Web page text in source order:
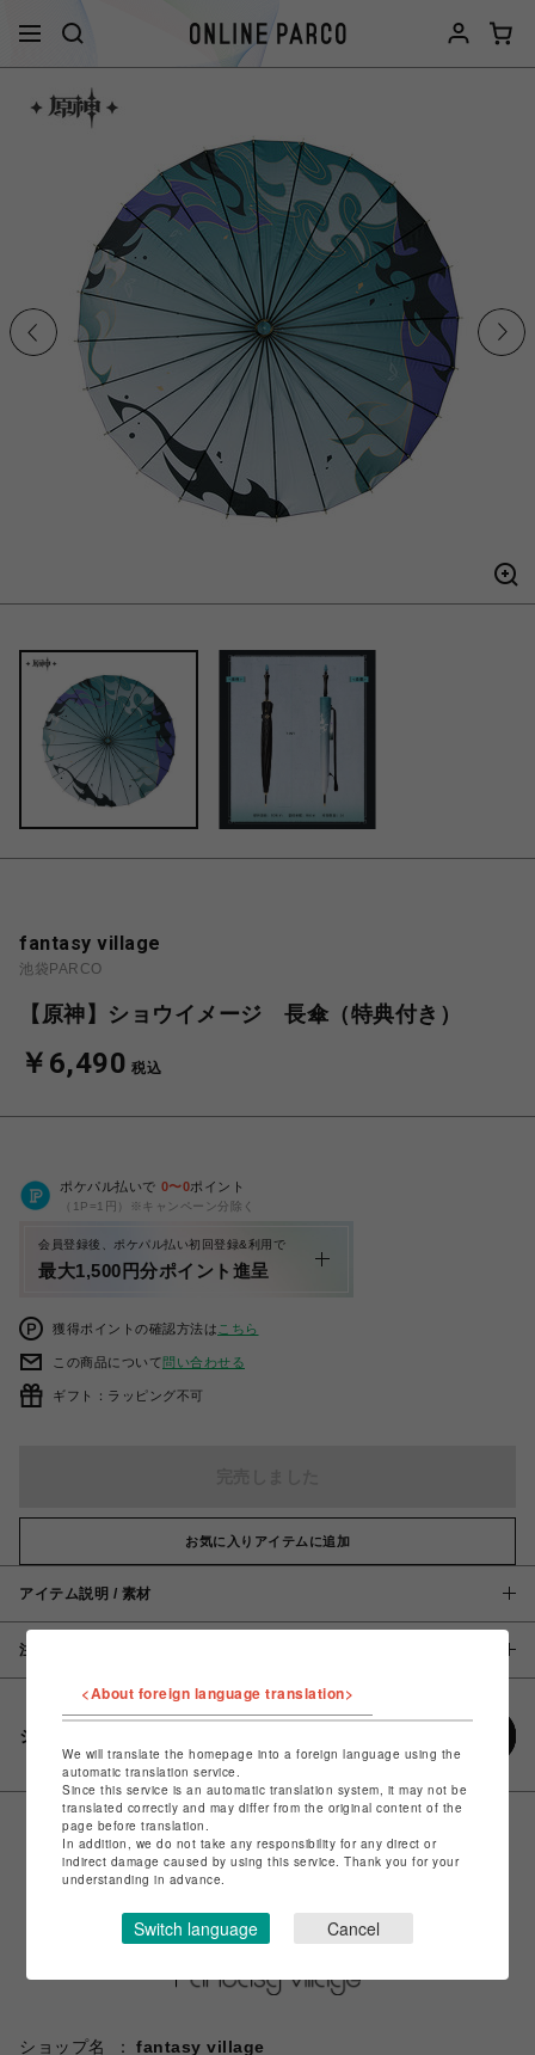
fantasy village
池袋PARCO
【原神】ショウイメージ 長傘（特典付き）
￥6,490 税込
ポケパル払いで 0〜0ポイント
（1P=1円）※キャンペーン分除く
会員登録後、ポケパル払い初回登録&利用で
最大1,500円分ポイント進呈
獲得ポイントの確認方法は こちら
この商品について問い合わせる
ギフト：ラッピング不可
お気に入りアイテムに追加
アイテム説明 / 素材
注意事項
シェアする
ショップ名
fantasy village
<About foreign language translation>
We will translate the homepage into a foreign language using the
automatic translation service.
Since this service is an automatic translation system, it may not be
translated correctly and may differ from the original content of the
page before translation.
In addition, we do not take any responsibility for any direct or
indirect damage caused by using this service. Thank you for your
understanding in advance.
Switch language Cancel